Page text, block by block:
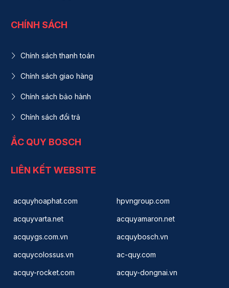
CHÍNH SÁCH
Chính sách thanh toán
Chính sách giao hàng
Chính sách bảo hành
Chính sách đổi trả
ẮC QUY BOSCH
LIÊN KẾT WEBSITE
acquyhoaphat.com hpvngroup.com
acquyvarta.net acquyamaron.net
acquygs.com.vn acquybosch.vn
acquycolossus.vn ac-quy.com
acquy-rocket.com acquy-dongnai.vn